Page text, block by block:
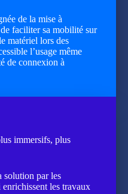
de la mise à
faciliter sa mobilité sur
matériel lors des
l’usage même
de connexion à
immersifs, plus
solution par les
les travaux